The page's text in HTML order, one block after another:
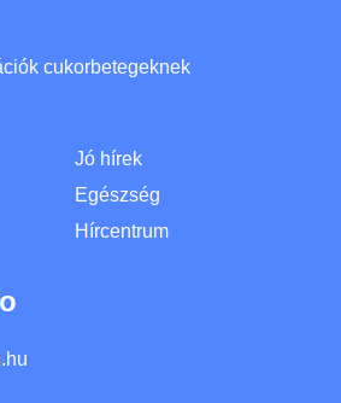
cukorbetegeknek
Jó hírek
Egészség
Hírcentrum